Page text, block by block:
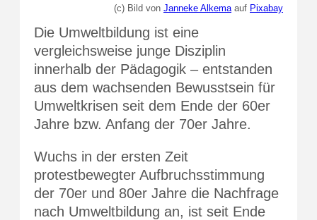
(c) Bild von Janneke Alkema auf Pixabay
Die Umweltbildung ist eine
vergleichsweise junge Disziplin
innerhalb der Pädagogik – entstanden
aus dem wachsenden Bewusstsein für
Umweltkrisen seit dem Ende der 60er
Jahre bzw. Anfang der 70er Jahre.
Wuchs in der ersten Zeit
protestbewegter Aufbruchsstimmung
der 70er und 80er Jahre die Nachfrage
nach Umweltbildung an, ist seit Ende